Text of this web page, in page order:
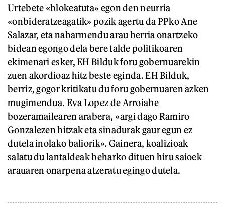
Urtebete «blokeatuta» egon den neurria
«onbideratzeagatik» pozik agertu da PPko Ane
Salazar, eta nabarmendu arau berria onartzeko
bidean egongo dela bere talde politikoaren
ekimenari esker, EH Bilduk foru gobernuarekin
zuen akordioaz hitz beste eginda. EH Bilduk,
berriz, gogor kritikatu du foru gobernuaren azken
mugimendua. Eva Lopez de Arroiabe
bozeramailearen arabera, «argi dago Ramiro
Gonzalezen hitzak eta sinadurak gaur egun ez
dutela inolako baliorik». Gainera, koalizioak
salatu du lantaldeak beharko dituen hiru saioek
arauaren onarpena atzeratu egingo dutela.